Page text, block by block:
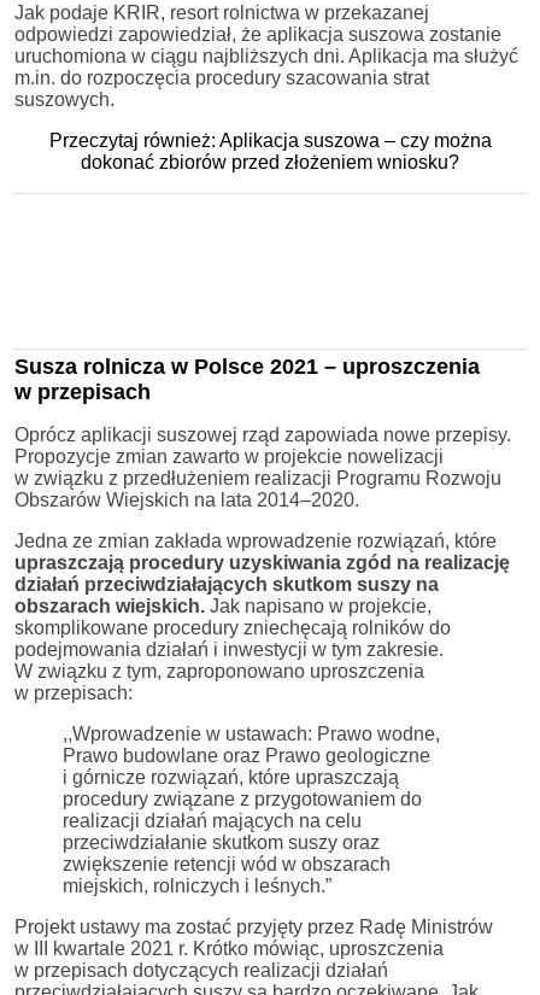
Jak podaje KRIR, resort rolnictwa w przekazanej
odpowiedzi zapowiedział, że aplikacja suszowa zostanie
uruchomiona w ciągu najbliższych dni. Aplikacja ma służyć
m.in. do rozpoczęcia procedury szacowania strat
suszowych.
Przeczytaj również: Aplikacja suszowa – czy można
dokonać zbiorów przed złożeniem wniosku?
Susza rolnicza w Polsce 2021 – uproszczenia
w przepisach
Oprócz aplikacji suszowej rząd zapowiada nowe przepisy.
Propozycje zmian zawarto w projekcie nowelizacji
w związku z przedłużeniem realizacji Programu Rozwoju
Obszarów Wiejskich na lata 2014–2020.
Jedna ze zmian zakłada wprowadzenie rozwiązań, które
upraszczają procedury uzyskiwania zgód na realizację
działań przeciwdziałających skutkom suszy na
obszarach wiejskich. Jak napisano w projekcie,
skomplikowane procedury zniechęcają rolników do
podejmowania działań i inwestycji w tym zakresie.
W związku z tym, zaproponowano uproszczenia
w przepisach:
,,Wprowadzenie w ustawach: Prawo wodne,
Prawo budowlane oraz Prawo geologiczne
i górnicze rozwiązań, które upraszczają
procedury związane z przygotowaniem do
realizacji działań mających na celu
przeciwdziałanie skutkom suszy oraz
zwiększenie retencji wód w obszarach
miejskich, rolniczych i leśnych.”
Projekt ustawy ma zostać przyjęty przez Radę Ministrów
w III kwartale 2021 r. Krótko mówiąc, uproszczenia
w przepisach dotyczących realizacji działań